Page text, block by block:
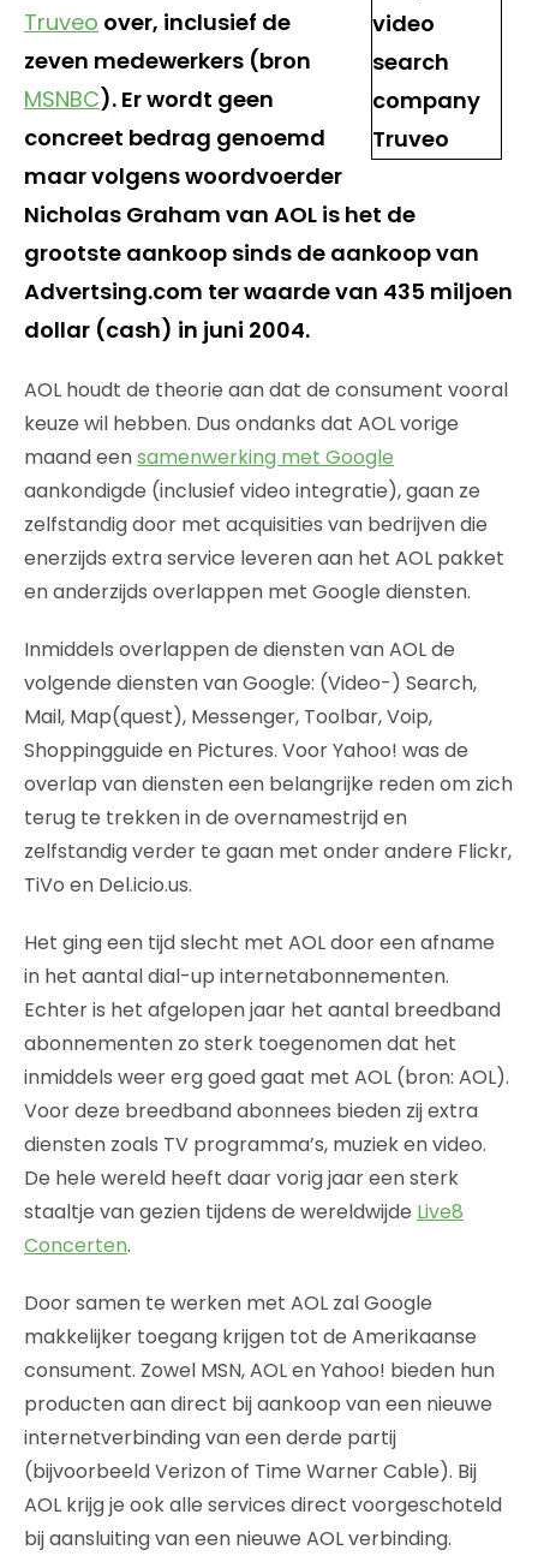
Truveo over, inclusief de
zeven medewerkers (bron
MSNBC). Er wordt geen
concreet bedrag genoemd
maar volgens woordvoerder
Nicholas Graham van AOL is het de
grootste aankoop sinds de aankoop van
Advertsing.com ter waarde van 435 miljoen
dollar (cash) in juni 2004.
AOL houdt de theorie aan dat de consument vooral
keuze wil hebben. Dus ondanks dat AOL vorige
maand eensamenwerking met Google
aankondigde (inclusief video integratie), gaan ze
zelfstandig door met acquisities van bedrijven die
enerzijds extra service leveren aan het AOL pakket
en anderzijds overlappen met Google diensten.
Inmiddels overlappen de diensten van AOL de
volgende diensten van Google: (Video-) Search,
Mail, Map(quest), Messenger, Toolbar, Voip,
Shoppingguide en Pictures. Voor Yahoo! was de
overlap van diensten een belangrijke reden om zich
terug te trekken in de overnamestrijd en
zelfstandig verder te gaan met onder andere Flickr,
TiVo en Del.icio.us.
Het ging een tijd slecht met AOL door een afname
in het aantal dial-up internetabonnementen.
Echter is het afgelopen jaar het aantal breedband
abonnementen zo sterk toegenomen dat het
inmiddels weer erg goed gaat met AOL (bron: AOL).
Voor deze breedband abonnees bieden zij extra
diensten zoals TV programma’s, muziek en video.
De hele wereld heeft daar vorig jaar een sterk
staaltje van gezien tijdens de wereldwijde Live8
Concerten.
Door samen te werken met AOL zal Google
makkelijker toegang krijgen tot de Amerikaanse
consument. Zowel MSN, AOL en Yahoo! bieden hun
producten aan direct bij aankoop van een nieuwe
internetverbinding van een derde partij
(bijvoorbeeld Verizon of Time Warner Cable). Bij
AOL krijg je ook alle services direct voorgeschoteld
bij aansluiting van een nieuwe AOL verbinding.